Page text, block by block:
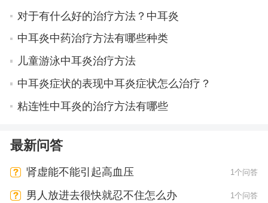
对于有什么好的治疗方法？中耳炎
中耳炎中药治疗方法有哪些种类
儿童游泳中耳炎治疗方法
中耳炎症状的表现中耳炎症状怎么治疗？
粘连性中耳炎的治疗方法有哪些
最新问答
肾虚能不能引起高血压 1个问答
男人放进去很快就忍不住怎么办 1个问答